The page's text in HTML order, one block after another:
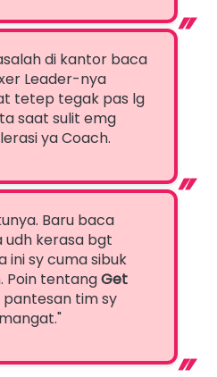
“
di kantor baca
Leader-nya
tetep tegak pas lg
saat sulit emg
ya Coach.
“
Baru baca
kerasa bgt
ini sy cuma sibuk
Poin tentang Get
tim sy
“